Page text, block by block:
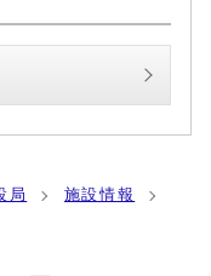
局
施設情報